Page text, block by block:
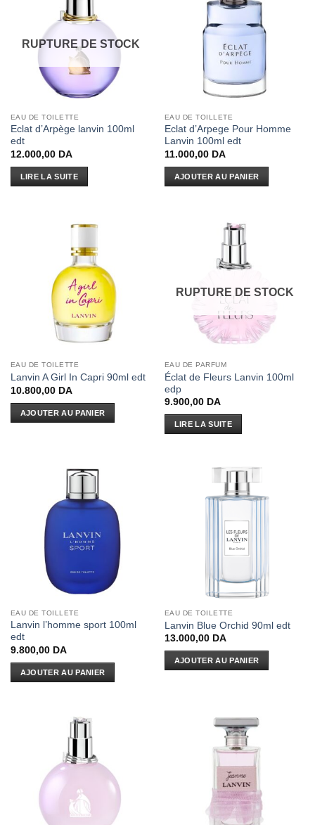
RUPTURE DE STOCK
EAU DE TOILETTE
Eclat d’Arpège lanvin 100ml
edt
12.000,00 DA
LIRE LA SUITE
EAU DE TOILLETE
Eclat d’Arpege Pour Homme
Lanvin 100ml edt
11.000,00 DA
AJOUTER AU PANIER
EAU DE TOILETTE
Lanvin A Girl In Capri 90ml edt
10.800,00 DA
AJOUTER AU PANIER
RUPTURE DE STOCK
EAU DE PARFUM
Éclat de Fleurs Lanvin 100ml
edp
9.900,00 DA
LIRE LA SUITE
EAU DE TOILLETE
Lanvin l’homme sport 100ml
edt
9.800,00 DA
AJOUTER AU PANIER
EAU DE TOILETTE
Lanvin Blue Orchid 90ml edt
13.000,00 DA
AJOUTER AU PANIER